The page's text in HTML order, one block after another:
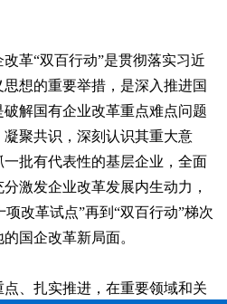
革“双百行动”是贯彻落实习近
想的重要举措，是深入推进国
解国有企业改革重点难点问题
聚共识，深刻认识其重大意
批有代表性的基层企业，全面
激发企业改革发展内生动力，
项改革试点”再到“双百行动”梯次
国企改革新局面。
、扎实推进，在重要领域和关